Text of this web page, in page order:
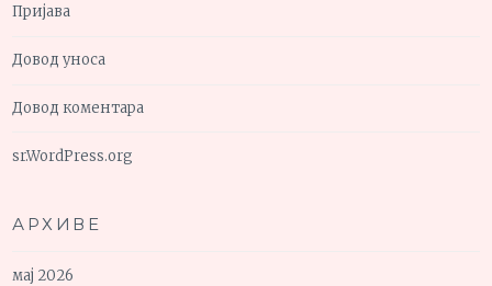
Пријава
Довод уноса
Довод коментара
sr.WordPress.org
АРХИВЕ
мај 2026